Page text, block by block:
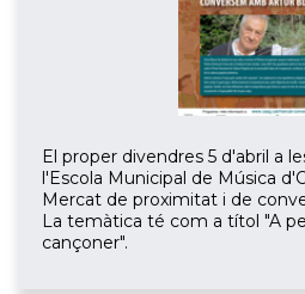
El proper divendres 5 d'abril a
l'Escola Municipal de Música
Mercat de proximitat i de
La temàtica té com a títol "A
cançoner".